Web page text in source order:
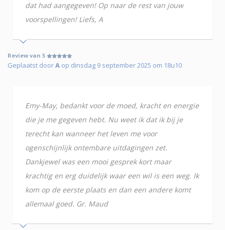
dat had aangegeven! Op naar de rest van jouw
voorspellingen! Liefs, A
Review van 5
Geplaatst doorA op dinsdag 9 september 2025 om 18u10
Emy-May, bedankt voor de moed, kracht en energie
die je me gegeven hebt. Nu weet ik dat ik bij je
terecht kan wanneer het leven me voor
ogenschijnlijk ontembare uitdagingen zet.
Dankjewel was een mooi gesprek kort maar
krachtig en erg duidelijk waar een wil is een weg. Ik
kom op de eerste plaats en dan een andere komt
allemaal goed. Gr. Maud